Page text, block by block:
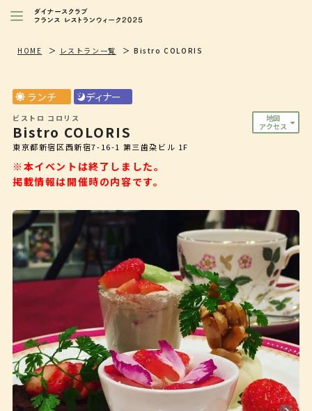
レストランを探す
特別イベント/キャンペーン
ニュース
店舗/プレス向け
HOME レストラン一覧 Bistro COLORIS
Bistro COLORIS
ビストロ コロリス
東京都新宿区西新宿7-16-1 第三歯朶ビル 1F
※本イベントは終了しました。
掲載情報は開催時の内容です。
ランチ ディナー
地図
アクセス